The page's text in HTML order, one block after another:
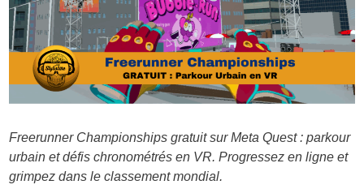
Freerunner Championships gratuit sur Meta Quest : parkour
urbain et défis chronométrés en VR. Progressez en ligne et
grimpez dans le classement mondial.